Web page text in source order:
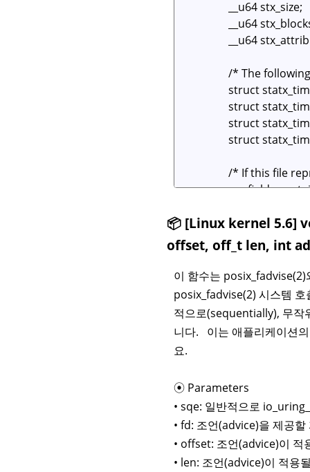
📦 [Linux kernel 5.6]
offset, off_t len, int
이 함수는
posix_fadvise(2) 시스템
적으로(sequentially), 무작
니다. 이는 애플리케이션
요.
⦿ Parameters
• sqe: 일반적으로
• fd: 조언(advice)을 제공
• offset: 조언(advice)이 적
• len: 조언(advice)이 적용